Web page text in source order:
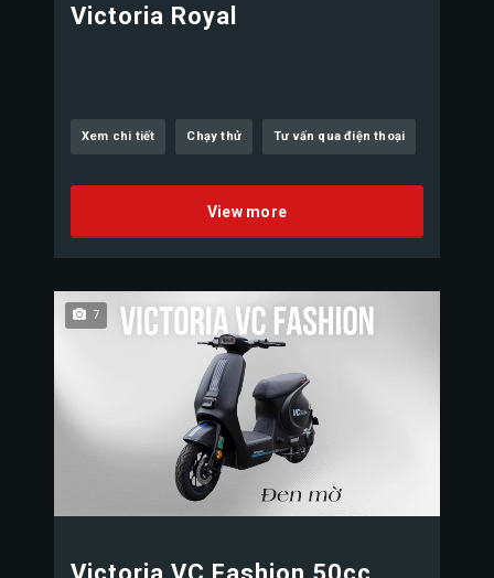
Victoria Royal
Xem chi tiết Chạy thử Tư vấn qua điện thoại
View more
7